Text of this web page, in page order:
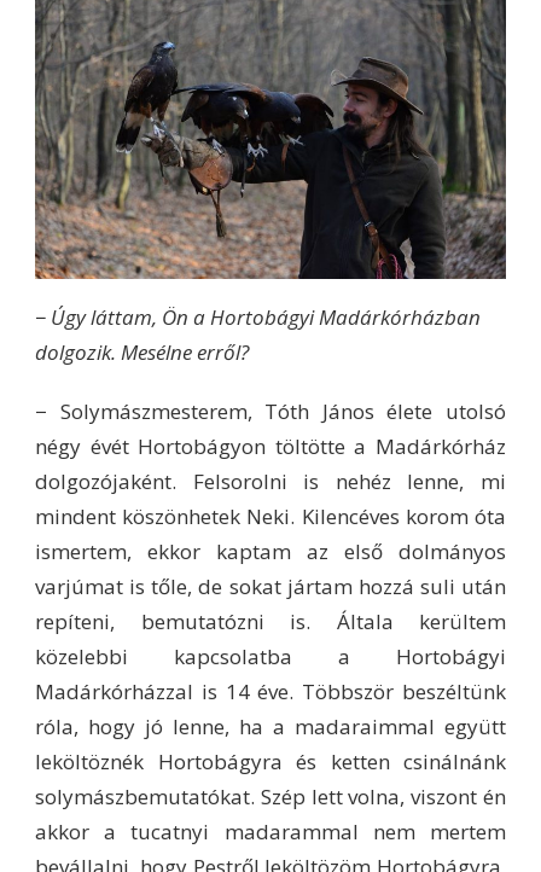
− Úgy láttam, Ön a Hortobágyi Madárkórházban
dolgozik. Mesélne erről?
− Solymászmesterem, Tóth János élete utolsó
négy évét Hortobágyon töltötte a Madárkórház
dolgozójaként. Felsorolni is nehéz lenne, mi
mindent köszönhetek Neki. Kilencéves korom óta
ismertem, ekkor kaptam az első dolmányos
varjúmat is tőle, de sokat jártam hozzá suli után
repíteni, bemutatózni is. Általa kerültem
közelebbi kapcsolatba a Hortobágyi
Madárkórházzal is 14 éve. Többször beszéltünk
róla, hogy jó lenne, ha a madaraimmal együtt
leköltöznék Hortobágyra és ketten csinálnánk
solymászbemutatókat. Szép lett volna, viszont én
akkor a tucatnyi madarammal nem mertem
bevállalni, hogy Pestről leköltözöm Hortobágyra,